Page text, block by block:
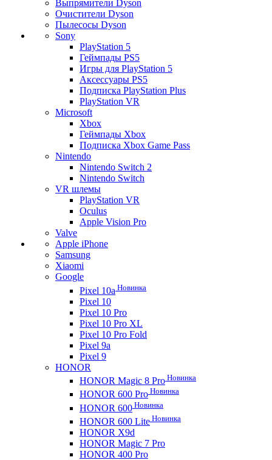
Выпрямители Dyson
Очистители Dyson
Пылесосы Dyson
Sony
PlayStation 5
Геймпады PS5
Игры для PlayStation 5
Аксессуары PS5
Подписка PlayStation Plus
PlayStation VR
Microsoft
Xbox
Геймпады Xbox
Подписка Xbox Game Pass
Nintendo
Nintendo Switch 2
Nintendo Switch
VR шлемы
PlayStation VR
Oculus
Apple Vision Pro
Valve
Apple iPhone
Samsung
Xiaomi
Google
Pixel 10a Новинка
Pixel 10
Pixel 10 Pro
Pixel 10 Pro XL
Pixel 10 Pro Fold
Pixel 9a
Pixel 9
HONOR
HONOR Magic 8 Pro Новинка
HONOR 600 Pro Новинка
HONOR 600 Новинка
HONOR 600 Lite Новинка
HONOR X9d
HONOR Magic 7 Pro
HONOR 400 Pro